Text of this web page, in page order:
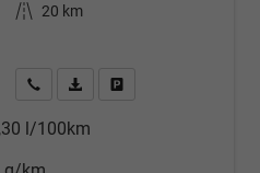
Kilometerstand
20 km
Kontakt & Angebot anfordern
PDF-Datei, Fahrzeugexposé
l/100km